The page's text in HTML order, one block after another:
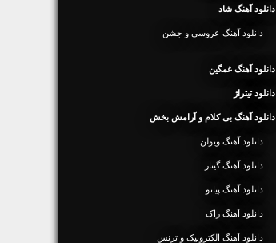
دانلود آهنگ شاد
دانلود آهنگ عروسی و جشن
دانلود آهنگ غمگین
دانلود تیتراژ
دانلود آهنگ بی کلام و آرامش بخش
دانلود آهنگ ویولن
دانلود آهنگ گیتار
دانلود آهنگ پیانو
دانلود آهنگ راک
دانلود آهنگ الکترونیک و ترنس